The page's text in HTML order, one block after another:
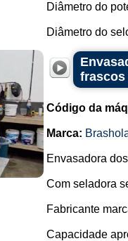
Diâmetro do
Diâmetro do
frascos
Código da
Marca:
Envasadora
Com seladora
Fabricante
Capacidade